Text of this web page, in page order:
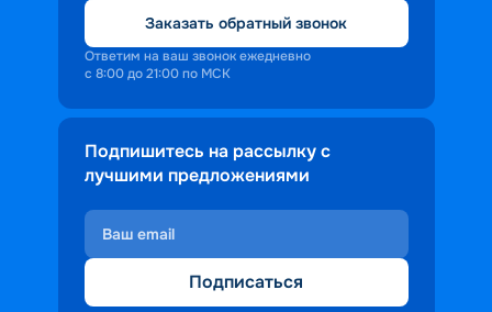
Заказать обратный звонок
Ответим на ваш звонок ежедневно
с 8:00 до 21:00 по МСК
Подпишитесь на рассылку с
лучшими предложениями
Подписаться